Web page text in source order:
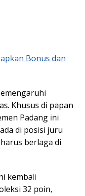
Bonus dan
Khusus di papan
Padang ini
di posisi juru
berlaga di
kembali
32 poin,